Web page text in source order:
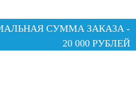
СУММА ЗАКАЗА -
20 000 РУБЛЕЙ